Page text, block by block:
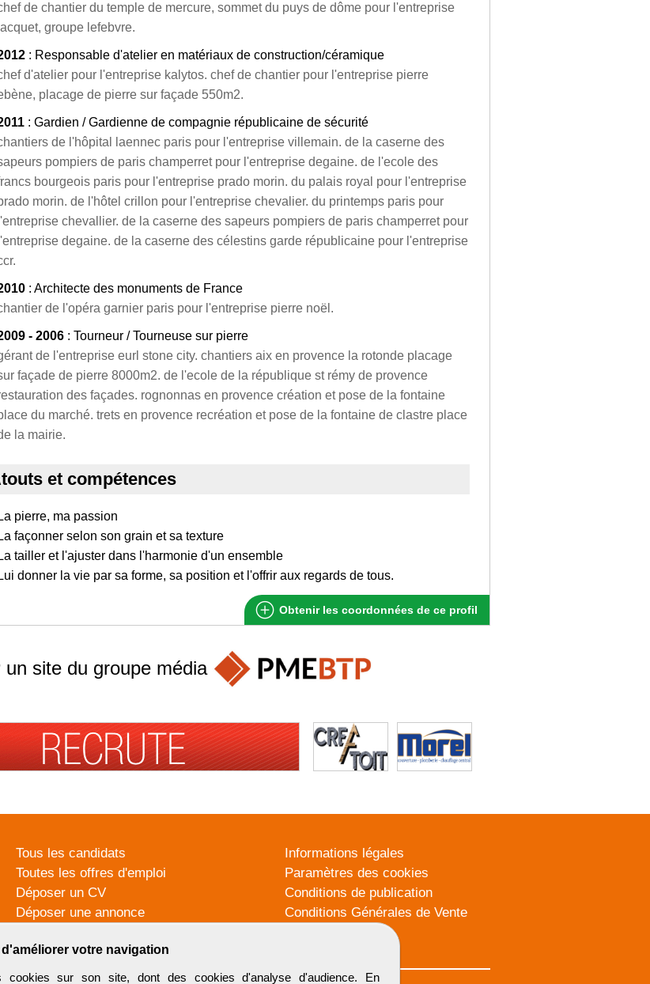
de chantier du temple de mercure, sommet du puys de dôme pour l'entreprise
groupe lefebvre.
: Responsable d'atelier en matériaux de construction/céramique
d'atelier pour l'entreprise kalytos. chef de chantier pour l'entreprise pierre
placage de pierre sur façade 550m2.
: Gardien / Gardienne de compagnie républicaine de sécurité
de l'hôpital laennec paris pour l'entreprise villemain. de la caserne des
pompiers de paris champerret pour l'entreprise degaine. de l'ecole des
bourgeois paris pour l'entreprise prado morin. du palais royal pour l'entreprise
morin. de l'hôtel crillon pour l'entreprise chevalier. du printemps paris pour
l'entreprise chevallier. de la caserne des sapeurs pompiers de paris champerret pour
l'entreprise degaine. de la caserne des célestins garde républicaine pour l'entreprise
: Architecte des monuments de France
de l'opéra garnier paris pour l'entreprise pierre noël.
- 2006 : Tourneur / Tourneuse sur pierre
de l'entreprise eurl stone city. chantiers aix en provence la rotonde placage
façade de pierre 8000m2. de l'ecole de la république st rémy de provence
des façades. rognonnas en provence création et pose de la fontaine
du marché. trets en provence recréation et pose de la fontaine de clastre place
la mairie.
et compétences
La pierre, ma passion
La façonner selon son grain et sa texture
La tailler et l'ajuster dans l'harmonie d'un ensemble
Lui donner la vie par sa forme, sa position et l'offrir aux regards de tous.
Obtenir les coordonnées de ce profil
votre navigation
cookies sur son site, dont des cookies d'analyse d'audience. En
un site du groupe média
Tous les candidats
Toutes les offres d'emploi
Déposer un CV
Déposer une annonce
Informations légales
Paramètres des cookies
Conditions de publication
Conditions Générales de Vente